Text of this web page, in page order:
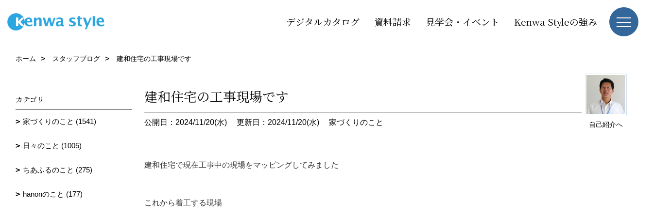
デジタルカタログ 資料請求 見学会・イベント Kenwa Styleの強み
ホーム スタッフブログ 建和住宅の工事現場です
自己紹介へ
建和住宅の工事現場です
公開日：2024/11/20(水) 更新日：2024/11/20(水) 家づくりのこと
建和住宅で現在工事中の現場をマッピングしてみました
これから着工する現場
カテゴリ
家づくりのこと (1541)
日々のこと (1005)
ちあふるのこと (275)
hanonのこと (177)